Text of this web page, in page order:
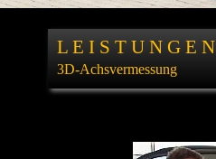
L E I S T U N G E N
3D-Achsvermessung